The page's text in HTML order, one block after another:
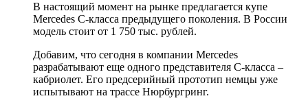
В настоящий момент на рынке предлагается купе
Mercedes C-класса предыдущего поколения. В России
модель стоит от 1 750 тыс. рублей.
Добавим, что сегодня в компании Mercedes
разрабатывают еще одного представителя C-класса –
кабриолет. Его предсерийный прототип немцы уже
испытывают на трассе Нюрбургринг.